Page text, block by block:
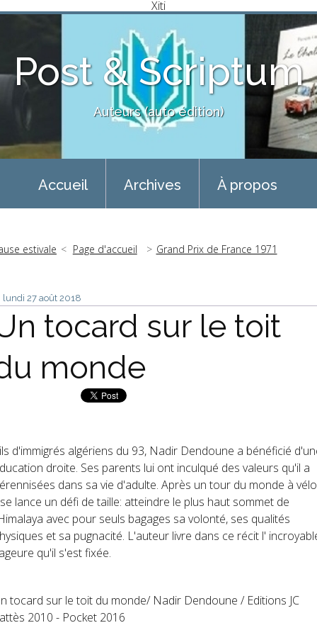
Xiti
Post & Scriptum
Auteurs (auto édition)
Accueil Archives À propos
estivale Page d'accueil Grand Prix de France 1971
lundi 27 août 2018
tocard sur le toit
monde
d'immigrés algériens du 93, Nadir Dendoune a bénéficié
droite. Ses parents lui ont inculqué des valeurs qu'il a
dans sa vie d'adulte. Après un tour du monde à
lance un défi de taille: atteindre le plus haut sommet de
avec pour seuls bagages sa volonté, ses qualités
et sa pugnacité. L'auteur livre dans ce récit l'
qu'il s'est fixée.
tocard sur le toit du monde/ Nadir Dendoune / Editions JC
2010 - Pocket 2016